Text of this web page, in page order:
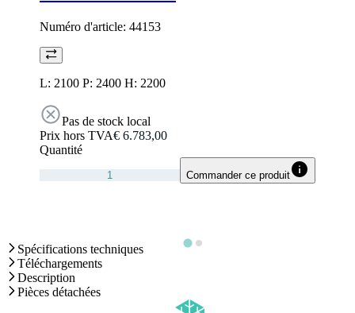
Numéro d'article: 44153
L: 2100 P: 2400 H: 2200
Pas de stock local
Prix hors TVA€ 6.783,00
Quantité
Commander ce produit
Spécifications techniques
Téléchargements
Description
Pièces détachées